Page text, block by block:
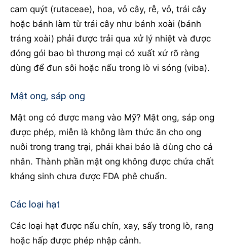
cam quýt (rutaceae), hoa, vỏ cây, rễ, vỏ, trái cây
hoặc bánh làm từ trái cây như bánh xoài (bánh
tráng xoài) phải được trải qua xử lý nhiệt và được
đóng gói bao bì thương mại có xuất xứ rõ ràng
dùng để đun sôi hoặc nấu trong lò vi sóng (viba).
Mật ong, sáp ong
Mật ong có được mang vào Mỹ? Mật ong, sáp ong
được phép, miễn là không làm thức ăn cho ong
nuôi trong trang trại, phải khai báo là dùng cho cá
nhân. Thành phần mật ong không được chứa chất
kháng sinh chưa được FDA phê chuẩn.
Các loại hạt
Các loại hạt được nấu chín, xay, sấy trong lò, rang
hoặc hấp được phép nhập cảnh.